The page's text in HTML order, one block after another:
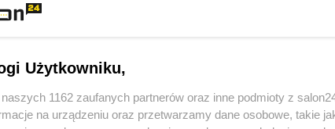
Użytkowniku,
1162 zaufanych partnerów oraz inne podmioty z
na urządzeniu oraz przetwarzamy dane osobowe, takie